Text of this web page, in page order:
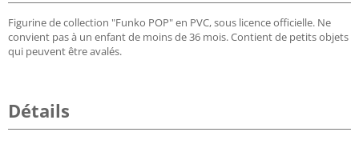
Figurine de collection "Funko POP" en PVC, sous licence officielle. Ne
convient pas à un enfant de moins de 36 mois. Contient de petits objets
qui peuvent être avalés.
Détails